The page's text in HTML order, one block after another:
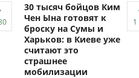
30 тысяч бойцов Ким
Чен Ына готовят к
броску на Сумы и
Харьков: в Киеве уже
считают это
страшнее
мобилизации